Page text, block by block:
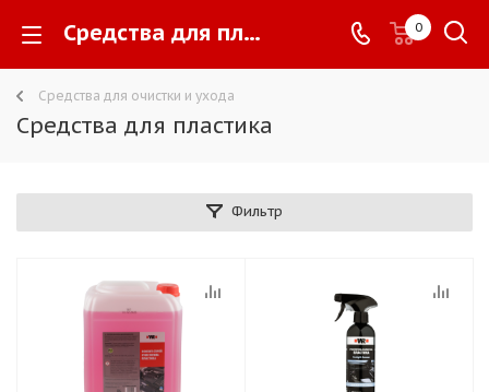
Средства для пластика - 0
Средства для очистки и ухода
Средства для пластика
Фильтр